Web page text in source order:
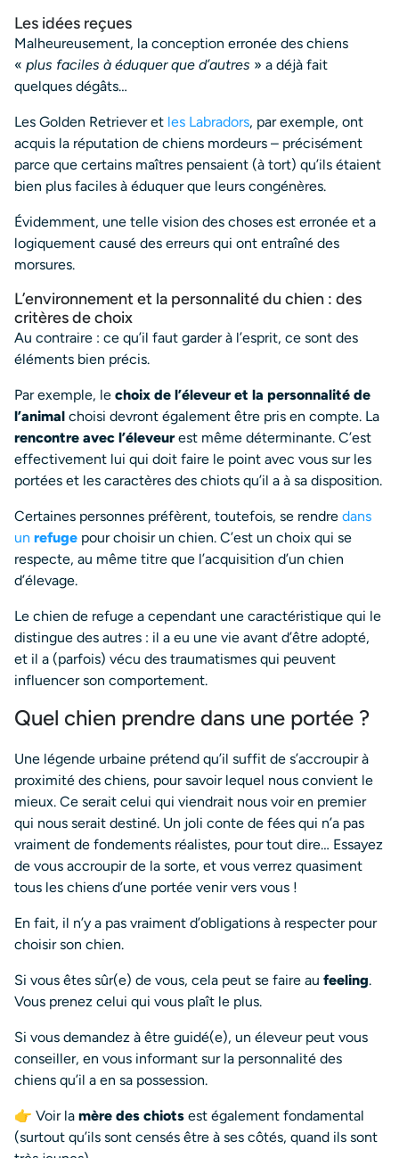
Les idées reçues
Malheureusement, la conception erronée des chiens
« plus faciles à éduquer que d’autres » a déjà fait
quelques dégâts…
Les Golden Retriever et les Labradors, par exemple, ont
acquis la réputation de chiens mordeurs – précisément
parce que certains maîtres pensaient (à tort) qu’ils étaient
bien plus faciles à éduquer que leurs congénères.
Évidemment, une telle vision des choses est erronée et a
logiquement causé des erreurs qui ont entraîné des
morsures.
L’environnement et la personnalité du chien : des
critères de choix
Au contraire : ce qu’il faut garder à l’esprit, ce sont des
éléments bien précis.
Par exemple, le choix de l’éleveur et la personnalité de
l’animal choisi devront également être pris en compte. La
rencontre avec l’éleveurest même déterminante. C’est
effectivement lui qui doit faire le point avec vous sur les
portées et les caractères des chiots qu’il a à sa disposition.
Certaines personnes préfèrent, toutefois, se rendre dans
un refuge pour choisir un chien. C’est un choix qui se
respecte, au même titre que l’acquisition d’un chien
d’élevage.
Le chien de refuge a cependant une caractéristique qui le
distingue des autres : il a eu une vie avant d’être adopté,
et il a (parfois) vécu des traumatismes qui peuvent
influencer son comportement.
Quel chien prendre dans une portée ?
Une légende urbaine prétend qu’il suffit de s’accroupir à
proximité des chiens, pour savoir lequel nous convient le
mieux. Ce serait celui qui viendrait nous voir en premier
qui nous serait destiné. Un joli conte de fées qui n’a pas
vraiment de fondements réalistes, pour tout dire… Essayez
de vous accroupir de la sorte, et vous verrez quasiment
tous les chiens d’une portée venir vers vous !
En fait, il n’y a pas vraiment d’obligations à respecter pour
choisir son chien.
Si vous êtes sûr(e) de vous, cela peut se faire au feeling.
Vous prenez celui qui vous plaît le plus.
Si vous demandez à être guidé(e), un éleveur peut vous
conseiller, en vous informant sur la personnalité des
chiens qu’il a en sa possession.
👉 Voir la mère des chiots est également fondamental
(surtout qu’ils sont censés être à ses côtés, quand ils sont